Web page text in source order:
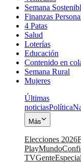
Semana
Finanzas
4 Patas
Salud
Loterías
Educación
Contenido en
Semana Rural
Mujeres
Últimas
noticiasPolítica
Más
Elecciones 2026
PlayMundo
TVGente